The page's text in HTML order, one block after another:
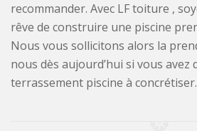
recommander. Avec LF toiture ,
rêve de construire une piscine
Nous vous sollicitons alors la
nous dès aujourd’hui si vous avez
terrassement piscine à concrétiser.